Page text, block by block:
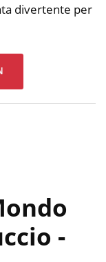
divertente per
-